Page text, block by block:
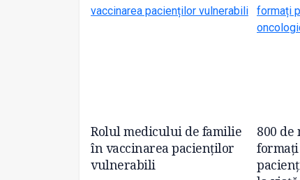
Rolul medicului de familie
în vaccinarea pacienților
vulnerabili
800